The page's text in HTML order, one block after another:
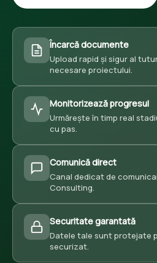
Încarcă documente
Upload rapid și sigur al
necesare proiectului.
Monitorizează progresul
Urmărește în timp real
cu pas.
Comunică direct
Canal dedicat de
Consulting.
Securitate garantată
Datele tale sunt protejate
securizat.